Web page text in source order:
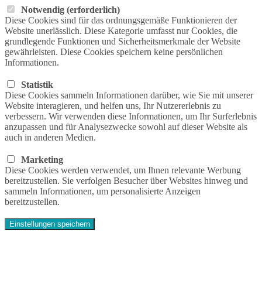
Notwendig (erforderlich)
Diese Cookies sind für das ordnungsgemäße Funktionieren der
Website unerlässlich. Diese Kategorie umfasst nur Cookies, die
grundlegende Funktionen und Sicherheitsmerkmale der Website
gewährleisten. Diese Cookies speichern keine persönlichen
Informationen.
Statistik
Diese Cookies sammeln Informationen darüber, wie Sie mit unserer
Website interagieren, und helfen uns, Ihr Nutzererlebnis zu
verbessern. Wir verwenden diese Informationen, um Ihr Surferlebnis
anzupassen und für Analysezwecke sowohl auf dieser Website als
auch in anderen Medien.
Marketing
Diese Cookies werden verwendet, um Ihnen relevante Werbung
bereitzustellen. Sie verfolgen Besucher über Websites hinweg und
sammeln Informationen, um personalisierte Anzeigen
bereitzustellen.
Einstellungen speichern